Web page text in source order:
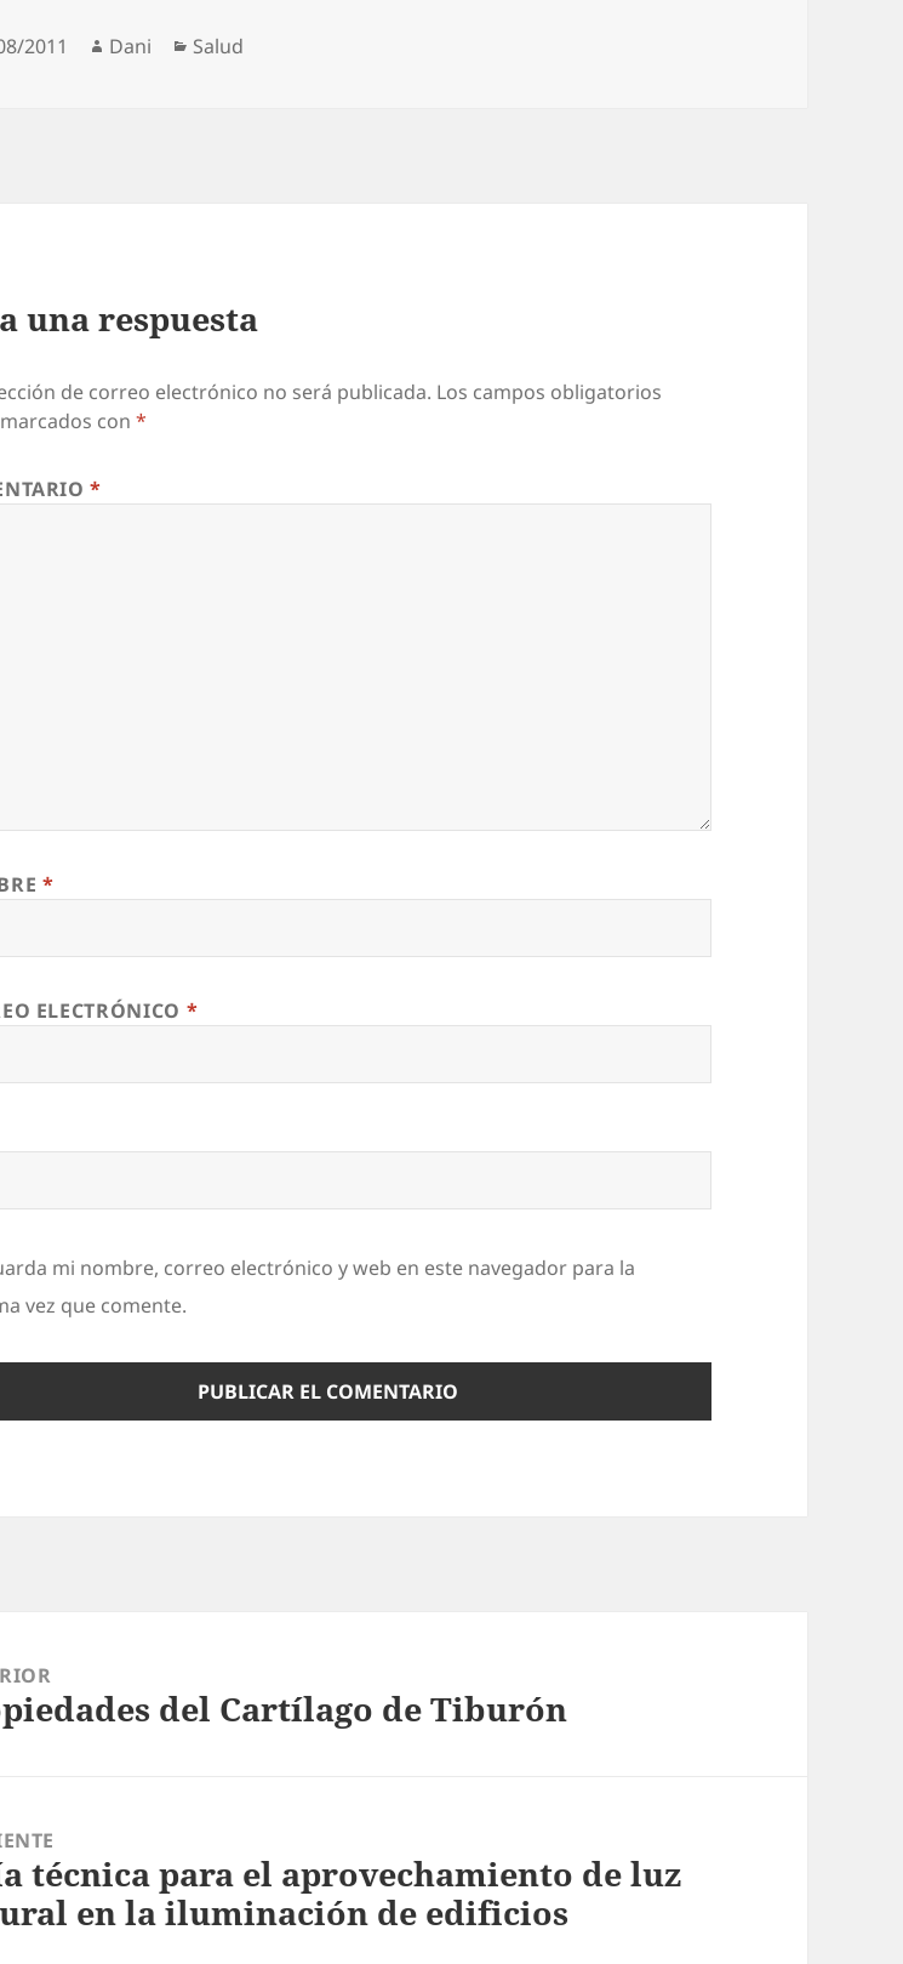
2011 Autor
Dani Categorías
Salud
una respuesta
de correo electrónico no será publicada. Los campos obligatorios
con*
*
*
ELECTRÓNICO *
mi nombre, correo electrónico y web en este navegador para la
vez que comente.
del Cartílago de Tiburón
técnica para el aprovechamiento de luz
en la iluminación de edificios